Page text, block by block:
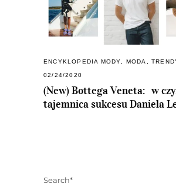
ENCYKLOPEDIA MODY MODA ,
02/24/2020
(New) Bottega Veneta: w
tajemnica sukcesu Daniela